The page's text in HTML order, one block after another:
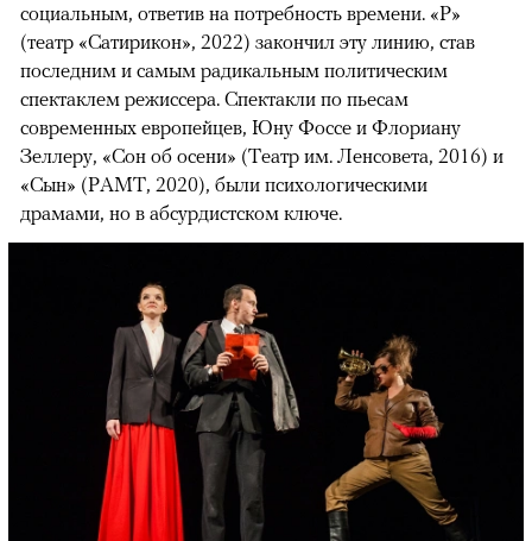
социальным, ответив на потребность времени. «Р»
(театр «Сатирикон», 2022) закончил эту линию, став
последним и самым радикальным политическим
спектаклем режиссера. Спектакли по пьесам
современных европейцев, Юну Фоссе и Флориану
Зеллеру, «Сон об осени» (Театр им. Ленсовета, 2016) и
«Сын» (РАМТ, 2020), были психологическими
драмами, но в абсурдистском ключе.